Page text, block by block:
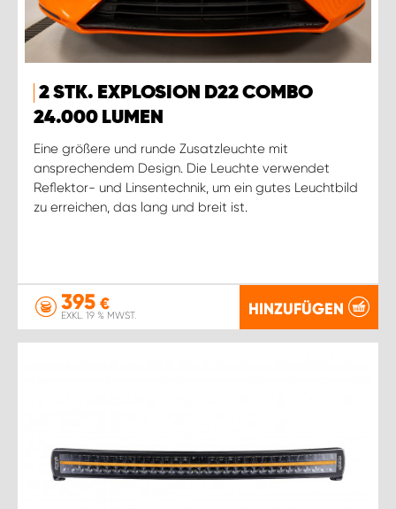
2 STK. EXPLOSION D22 COMBO
24.000 LUMEN
Eine größere und runde Zusatzleuchte mit
ansprechendem Design. Die Leuchte verwendet
Reflektor- und Linsentechnik, um ein gutes Leuchtbild
zu erreichen, das lang und breit ist.
395 €
EXKL. 19 % MWST. HINZUFÜGEN